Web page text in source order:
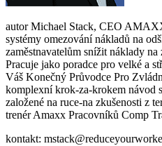
autor Michael Stack, CEO
systémy omezování nákladů na
zaměstnavatelům snížit náklady na
Pracuje jako poradce pro velké a
Váš Konečný Průvodce Pro
komplexní krok-za-krokem návod
založené na ruce-na zkušenosti z
trenér Amaxx Pracovníků Comp
kontakt: